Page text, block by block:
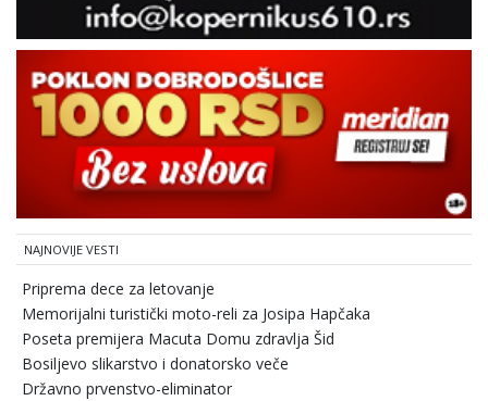
NAJNOVIJE VESTI
Priprema dece za letovanje
Memorijalni turistički moto-reli za Josipa Hapčaka
Poseta premijera Macuta Domu zdravlja Šid
Bosiljevo slikarstvo i donatorsko veče
Državno prvenstvo-eliminator